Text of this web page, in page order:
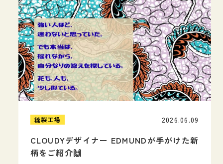
縫製工場
CLOUDYデザイナー EDMUNDが手がけた新
柄をご紹介🙌
2026.06.09